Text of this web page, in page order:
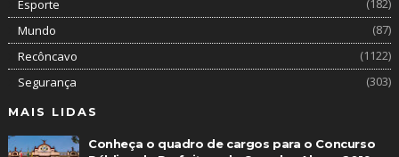
Esporte
Mundo
(87)
Recôncavo
(1122)
Segurança
(303)
MAIS LIDAS
Conheça o quadro de cargos para o Concurso